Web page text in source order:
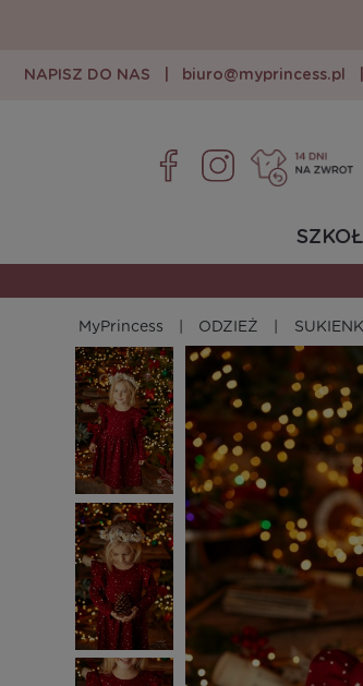
NAPISZ DO NAS biuro@myprincess.pl
MyPrincess ODZIEŻ